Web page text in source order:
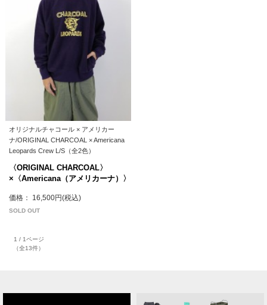
オリジナルチャコール × アメリカー
ナ/ORIGINAL CHARCOAL × Americana
Leopards Crew L/S（全2色）
〈ORIGINAL CHARCOAL〉
×〈Americana（アメリカーナ）〉
価格： 16,500円(税込)
SOLD OUT
1 / 1ページ
（全13件）